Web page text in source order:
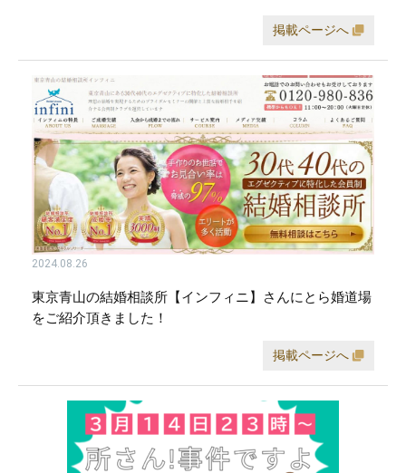
掲載ページへ
2024.08.26
東京青山の結婚相談所【インフィニ】さんにとら婚道場
をご紹介頂きました！
掲載ページへ